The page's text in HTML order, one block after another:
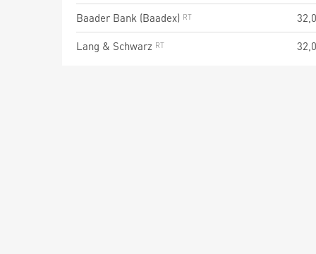
Baader Bank (Baadex)
Lang & Schwarz